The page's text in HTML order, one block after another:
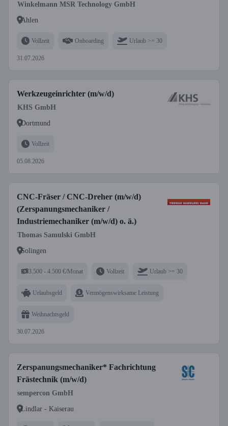
Winkelmann MSR Technology GmbH
Ahlen
Vollzeit Onboarding Urlaub >= 30
31.07.2026
Werkzeugeinrichter (m/w/d)
KHS GmbH
Dortmund
Vollzeit
05.08.2026
CNC-Fräser / CNC-Dreher (m/w/d)
(Zerspanungsmechaniker /
Industriemechaniker (m/w/d) o. ä.)
Thomas Samulski GmbH
Solingen
3.500 - 4.500 €/Monat Vollzeit Urlaub >= 30
Urlaubsgeld Vermögenswirksame Leistung
Weihnachtsgeld
30.07.2026
Zerspanungsmechaniker* Fachrichtung
Frästechnik (m/w/d)
sempercon GmbH
Lindlar - Kaiserau